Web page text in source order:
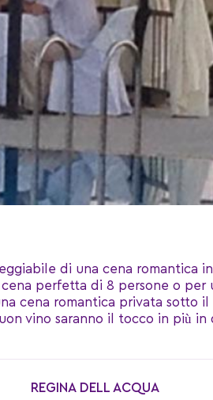
di una cena romantica
perfetta di 8 persone o per
cena romantica privata sotto
vino saranno il tocco in più in
REGINA DELL ACQUA